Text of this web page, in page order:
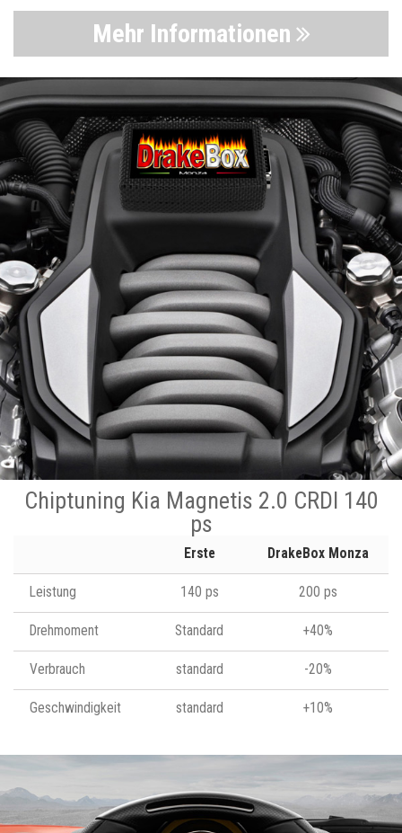
Mehr Informationen
Chiptuning Kia Magnetis 2.0 CRDI 140
ps
Erste DrakeBox Monza
Leistung 140 ps 200 ps
Drehmoment Standard +40%
Verbrauch standard -20%
Geschwindigkeit standard +10%